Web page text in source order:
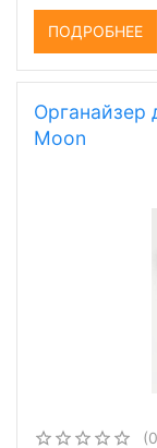
ПОДРОБНЕЕ
Органайзер
Moon